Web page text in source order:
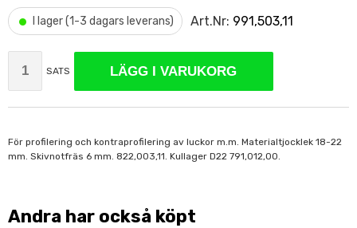
• I lager (1-3 dagars leverans) Art.Nr: 991,503,11
SATS LÄGG I VARUKORG
För profilering och kontraprofilering av luckor m.m. Materialtjocklek 18-22
mm. Skivnotfräs 6 mm. 822,003,11. Kullager D22 791,012,00.
Andra har också köpt